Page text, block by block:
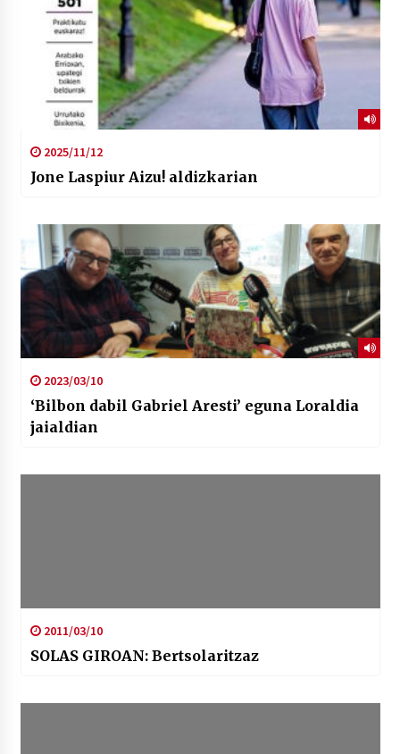
2025/11/12
Jone Laspiur Aizu! aldizkarian
2023/03/10
‘Bilbon dabil Gabriel Aresti’ eguna Loraldia
jaialdian
2011/03/10
SOLAS GIROAN: Bertsolaritzaz